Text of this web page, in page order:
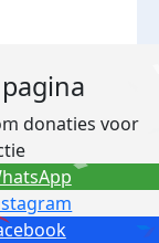
donaties voor